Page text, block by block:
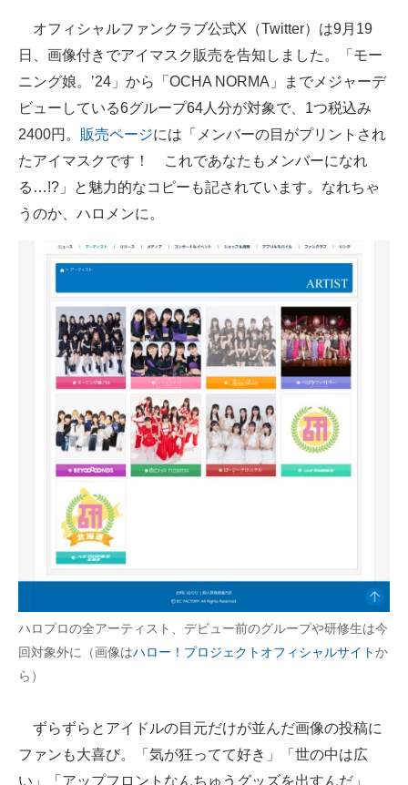
オフィシャルファンクラブ公式X（Twitter）は9月19
日、画像付きでアイマスク販売を告知しました。「モー
ニング娘。’24」から「OCHA NORMA」までメジャーデ
ビューしている6グループ64人分が対象で、1つ税込み
2400円。 販売ページには「メンバーの目がプリントされ
たアイマスクです！ これであなたもメンバーになれ
る…!?」と魅力的なコピーも記されています。なれちゃ
うのか、ハロメンに。
ハロプロの全アーティスト、デビュー前のグループや研修生は今
回対象外に（画像はハロー！プロジェクトオフィシャルサイトか
ら）
ずらずらとアイドルの目元だけが並んだ画像の投稿に
ファンも大喜び。「気が狂ってて好き」「世の中は広
い」「アップフロントなんちゅうグッズを出すんだ」